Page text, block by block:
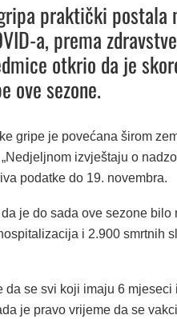
praktički postala
a, prema
otkrio da je
ove sezone.
gripe je povećana širom
izvještaju o
podatke do 19. novembra.
je do sada ove sezone bilo
i 2.900 smrtnih
da se svi koji imaju 6
je pravo vrijeme da se